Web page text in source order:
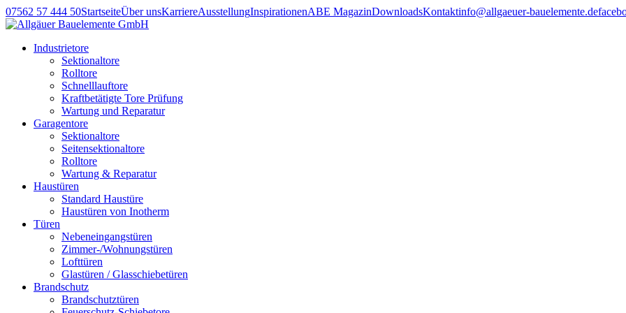
07562 57 444 50StartseiteÜber unsKarriereAusstellungInspirationenABE MagazinDownloadsKontaktinfo@allgaeuer-bauelemente.de
Industrietore
Sektionaltore
Rolltore
Schnelllauftore
Kraftbetätigte Tore Prüfung
Wartung und Reparatur
Garagentore
Sektionaltore
Seitensektionaltore
Rolltore
Wartung & Reparatur
Haustüren
Standard Haustüre
Haustüren von Inotherm
Türen
Nebeneingangstüren
Zimmer-/Wohnungstüren
Lofttüren
Glastüren / Glasschiebetüren
Brandschutz
Brandschutztüren